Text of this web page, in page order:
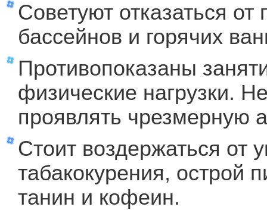
Советуют отказаться
бассейнов и горячих
Противопоказаны
физические нагрузки.
проявлять чрезмерную
Стоит воздержаться от
табакокурения, острой
танин и кофеин.